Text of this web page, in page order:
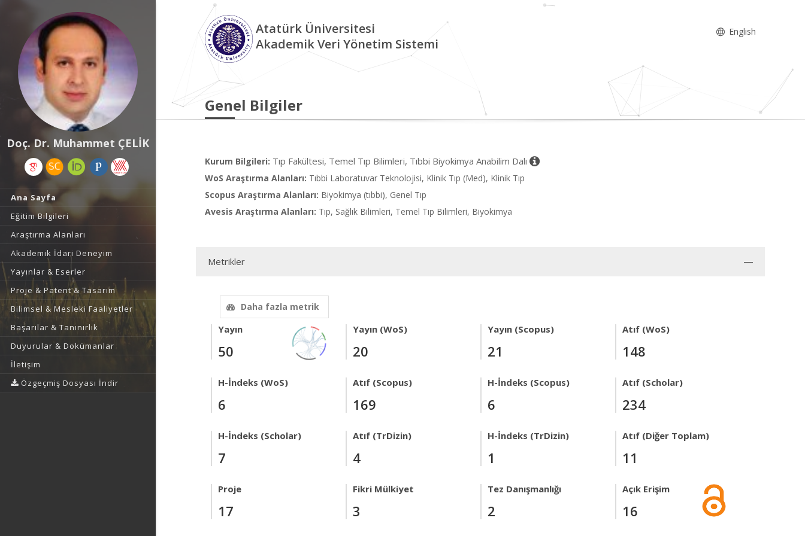
Doç. Dr. Muhammet ÇELİK
Ana Sayfa
Eğitim Bilgileri
Araştırma Alanları
Akademik İdari Deneyim
Yayınlar & Eserler
Proje & Patent & Tasarım
Bilimsel & Mesleki Faaliyetler
Başarılar & Tanınırlık
Duyurular & Dokümanlar
İletişim
Özgeçmiş Dosyası İndir
Atatürk Üniversitesi
Akademik Veri Yönetim Sistemi
English
Genel Bilgiler
Kurum Bilgileri: Tıp Fakültesi, Temel Tıp Bilimleri, Tıbbi Biyokimya Anabilim Dalı
WoS Araştırma Alanları: Tıbbi Laboratuvar Teknolojisi, Klinik Tıp (Med), Klinik Tıp
Scopus Araştırma Alanları: Biyokimya (tıbbi), Genel Tıp
Avesis Araştırma Alanları: Tıp, Sağlık Bilimleri, Temel Tıp Bilimleri, Biyokimya
Metrikler
Daha fazla metrik
Yayın
50
Yayın (WoS)
20
Yayın (Scopus)
21
Atıf (WoS)
148
H-İndeks (WoS)
6
Atıf (Scopus)
169
H-İndeks (Scopus)
6
Atıf (Scholar)
234
H-İndeks (Scholar)
7
Atıf (TrDizin)
4
H-İndeks (TrDizin)
1
Atıf (Diğer Toplam)
11
Proje
17
Fikri Mülkiyet
3
Tez Danışmanlığı
2
Açık Erişim
16